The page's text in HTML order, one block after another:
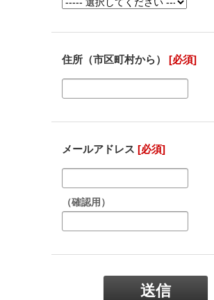
住所（市区町村から） [必須]
メールアドレス [必須]
（確認用）